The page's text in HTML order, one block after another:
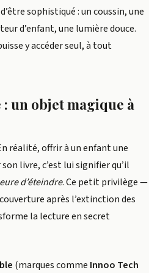
sophistiqué : un coussin, une
d’enfant, une lumière douce.
y accéder seul, à tout
un objet magique à
réalité, offrir à un enfant une
livre, c’est lui signifier qu’il
d’éteindre. Ce petit privilège —
après l’extinction des
la lecture en secret
(marques comme Innoo Tech